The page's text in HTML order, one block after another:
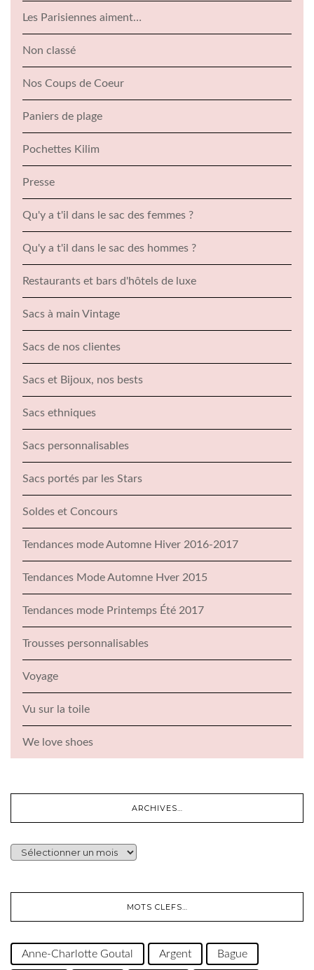
Les Parisiennes aiment…
Non classé
Nos Coups de Coeur
Paniers de plage
Pochettes Kilim
Presse
Qu'y a t'il dans le sac des femmes ?
Qu'y a t'il dans le sac des hommes ?
Restaurants et bars d'hôtels de luxe
Sacs à main Vintage
Sacs de nos clientes
Sacs et Bijoux, nos bests
Sacs ethniques
Sacs personnalisables
Sacs portés par les Stars
Soldes et Concours
Tendances mode Automne Hiver 2016-2017
Tendances Mode Automne Hver 2015
Tendances mode Printemps Été 2017
Trousses personnalisables
Voyage
Vu sur la toile
We love shoes
ARCHIVES…
ARCHIVES…
MOTS CLEFS…
Anne-Charlotte Goutal Argent Bague